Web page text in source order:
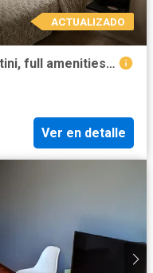
ACTUALIZADO
2 ambientes en Torre Constantini, full amenities, seguridad 24 hs
Ver en detalle